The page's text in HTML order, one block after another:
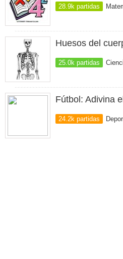
28.9k partidas
Huesos del
25.0k partidas
Fútbol: Adivina
24.2k partidas